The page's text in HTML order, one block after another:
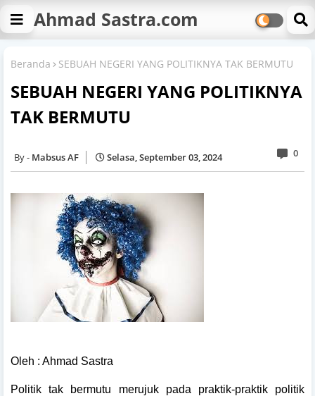
Ahmad Sastra.com
Beranda SEBUAH NEGERI YANG POLITIKNYA TAK BERMUTU
SEBUAH NEGERI YANG POLITIKNYA
TAK BERMUTU
Mabsus AF Selasa, September 03, 2024 0
Oleh : Ahmad Sastra
Politik tak bermutu merujuk pada praktik-praktik politik